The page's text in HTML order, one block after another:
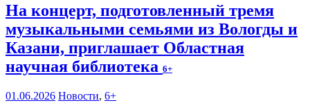
На концерт, подготовленный тремя
музыкальными семьями из Вологды и
Казани, приглашает Областная
научная библиотека 6+
01.06.2026 Новости, 6+